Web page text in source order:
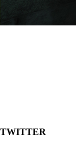
TWITTER